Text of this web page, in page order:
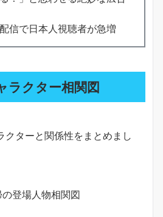
信で日本人視聴者が急増
ラクター相関図
クターと関係性をまとめまし